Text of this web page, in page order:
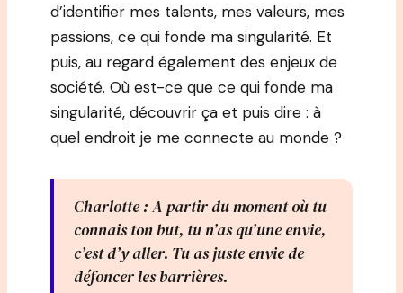
d’identifier mes talents, mes valeurs, mes
passions, ce qui fonde ma singularité. Et
puis, au regard également des enjeux de
société. Où est-ce que ce qui fonde ma
singularité, découvrir ça et puis dire : à
quel endroit je me connecte au monde ?
Charlotte : A partir du moment où tu
connais ton but, tu n’as qu’une envie,
c’est d’y aller. Tu as juste envie de
défoncer les barrières.